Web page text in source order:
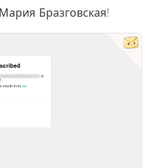
Мария Бразговская!